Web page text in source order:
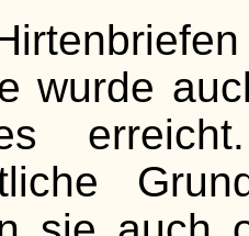
wurde